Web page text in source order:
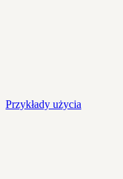
Przykłady użycia